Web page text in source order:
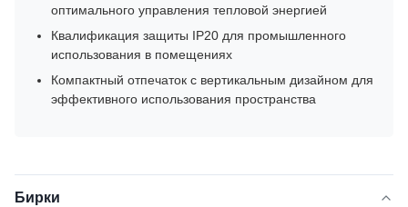
оптимального управления тепловой энергией
Квалификация защиты IP20 для промышленного
использования в помещениях
Компактный отпечаток с вертикальным дизайном для
эффективного использования пространства
Бирки